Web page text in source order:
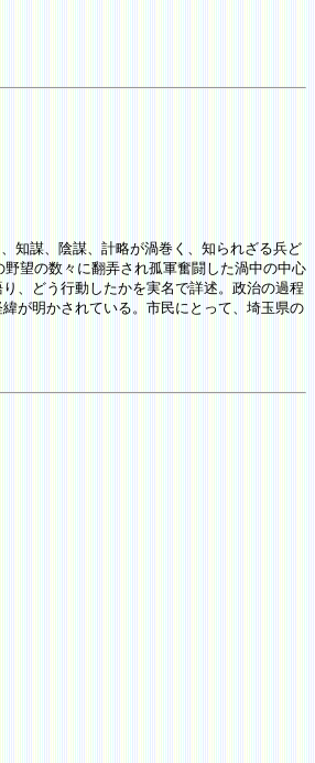
知謀、陰謀、計略が渦巻く、知られざる兵ど
望の数々に翻弄され孤軍奮闘した渦中の中心
、どう行動したかを実名で詳述。政治の過程
が明かされている。市民にとって、埼玉県の